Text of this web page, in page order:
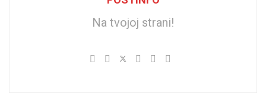
Na tvojoj strani!